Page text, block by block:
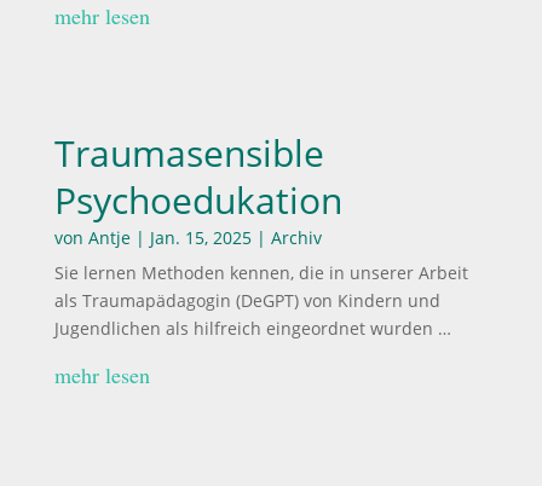
mehr lesen
Traumasensible
Psychoedukation
von Antje| Jan. 15, 2025| Archiv
Sie lernen Methoden kennen, die in unserer Arbeit
als Traumapädagogin (DeGPT) von Kindern und
Jugendlichen als hilfreich eingeordnet wurden …
mehr lesen